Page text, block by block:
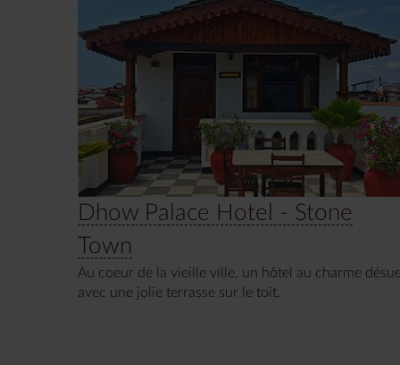
Dhow Palace Hotel - Stone
Town
Au coeur de la vieille ville, un hôtel au charme
avec une jolie terrasse sur le toit.